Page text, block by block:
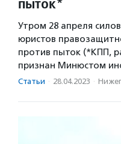
Утром 28 апреля
юристов
против пыток (*КПП,
признан Минюстом
Статьи · 28.04.2023 ·